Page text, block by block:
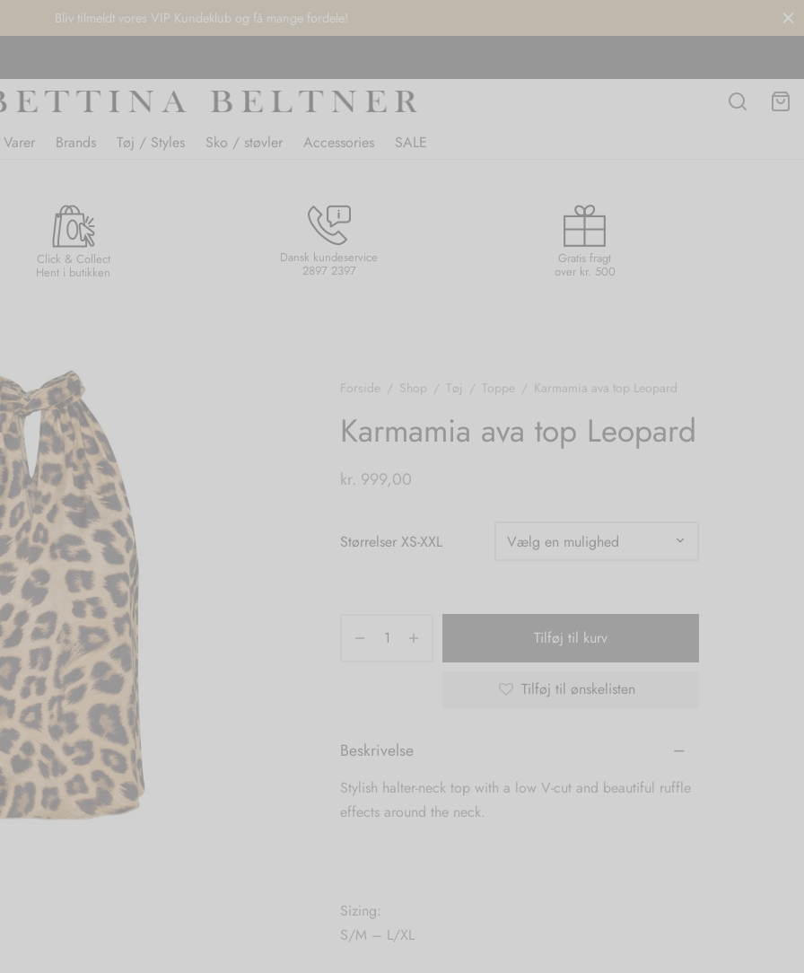
Bliv tilmeldt vores VIP Kundeklub og få mange fordele!
Brands Tøj / Styles Sko / støvler Accessories SALE
Click & Collect
Hent i butikken
Dansk kundeservice
2897 2397
Gratis fragt
over kr. 500
Forside / Shop / Tøj / Toppe / Karmamia ava top Leopard
Karmamia ava top Leopard
kr. 999,00
Størrelser XS-XXL
Tilføj til kurv
Tilføj til ønskelisten
Beskrivelse
Stylish halter-neck top with a low V-cut and beautiful ruffle
effects around the neck.
Sizing:
S/M – L/XL